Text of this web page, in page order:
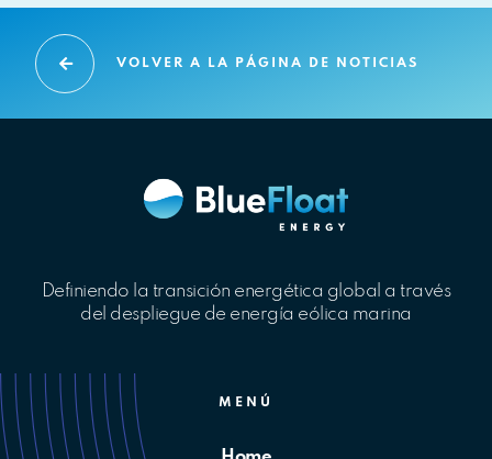
VOLVER A LA PÁGINA DE NOTICIAS
Definiendo la transición energética global a través
del despliegue de energía eólica marina
MENÚ